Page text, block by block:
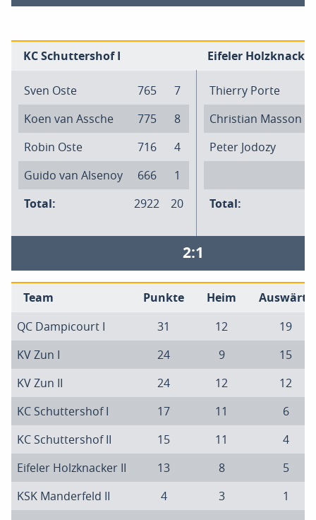
KC Schuttershof I Eifeler
Sven Oste 765
7
Koen van Assche
775
8
Robin Oste
716
4
Guido van Alsenoy
666
1
Total:
2922 20
Thierry Porte
Christian Masson
Peter Jodozy
Total:
2:1
Team Punkte Heim
Auswärts
QC Dampicourt I
31 12
19
KV Zun I
24 9
15
KV Zun II
24 12
12
KC Schuttershof I
17 11
6
KC Schuttershof II
15 11
4
Eifeler Holzknacker II
13 8
5
KSK Manderfeld II
4 3
1